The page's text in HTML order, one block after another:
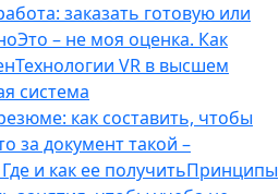
заказать готовую или
Это – не моя оценка. Как
Технологии VR в высшем
система
как составить, чтобы
за документ такой –
и как ее получитьПринципы